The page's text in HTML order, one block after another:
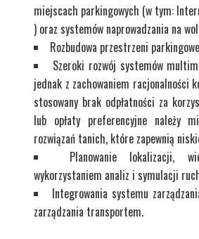
miejscach parkingowych (w tym:
) oraz systemów naprowadzania na
Rozbudowa przestrzeni
Szeroki rozwój systemów
jednak z zachowaniem racjonalności
stosowany brak odpłatności za
lub opłaty preferencyjne należy
rozwiązań tanich, które zapewnią
Planowanie lokalizacji,
wykorzystaniem analiz i symulacji
Integrowania systemu
zarządzania transportem.